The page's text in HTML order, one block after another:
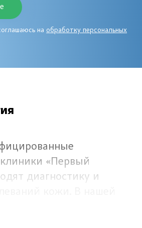
на обработку персональных
«Первый
диагностику и
сдать все